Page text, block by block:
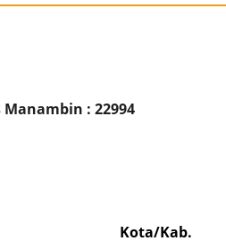
Manambin : 22994
Kota/Kab.